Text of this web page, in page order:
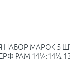
НАБОР МАРОК 5
РАМ 14¼:14½